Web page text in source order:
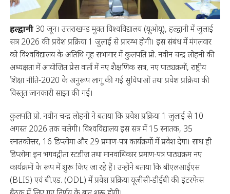
हल्द्वानी30 जून। उत्तराखण्ड मुक्त विश्वविद्यालय (यूओयू), हल्द्वानी में जुलाई
सत्र 2026 की प्रवेश प्रक्रिया 1 जुलाई से प्रारम्भ होगी। इस संबंध में मंगलवार
को विश्वविद्यालय के अतिथि गृह सभागार में कुलपति प्रो. नवीन चन्द्र लोहनी की
अध्यक्षता में आयोजित प्रेस वार्ता में नए शैक्षणिक सत्र, नए पाठ्यक्रमों, राष्ट्रीय
शिक्षा नीति-2020 के अनुरूप लागू की गई सुविधाओं तथा प्रवेश प्रक्रिया की
विस्तृत जानकारी साझा की गई।
कुलपति प्रो. नवीन चन्द्र लोहनी ने बताया कि प्रवेश प्रक्रिया 1 जुलाई से 10
अगस्त 2026 तक चलेगी। विश्वविद्यालय इस सत्र में 15 स्नातक, 35
स्नातकोत्तर, 16 डिप्लोमा और 29 प्रमाण-पत्र कार्यक्रमों में प्रवेश देगा। साथ ही
डिप्लोमा इन भगवद्गीता स्टडीज़ तथा मानवाधिकार प्रमाण-पत्र पाठ्यक्रम नए
कार्यक्रमों के रूप में शुरू किए जा रहे हैं। उन्होंने बताया कि बीएलआईएस
(BLIS) एवं बी.एड. (ODL) में प्रवेश प्रक्रिया यूजीसी-डीईबी की इंटरफेस